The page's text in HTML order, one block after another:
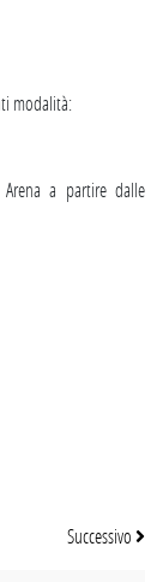
modalità:
a partire dalle
Successivo